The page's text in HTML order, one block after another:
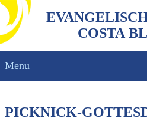
COSTA
Menu
PICKNICK-